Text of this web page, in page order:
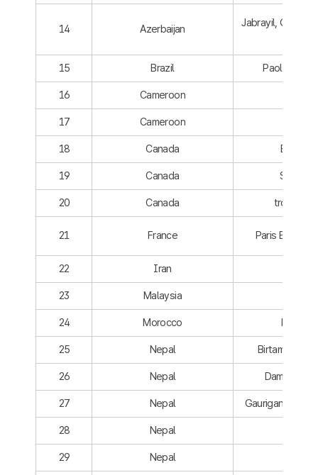
14 Azerbaijan
Jabrayil,
15 Brazil Paolo
16 Cameroon
17 Cameroon
18 Canada
19 Canada
20 Canada trois-
21 France Paris Est
22 Iran
23 Malaysia
24 Morocco
25 Nepal Birtamod
26 Nepal Damak
27 Nepal Gauriganj Rural
28 Nepal
29 Nepal